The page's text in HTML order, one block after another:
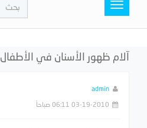
Toggle
navigation
آلام ظهور الأسنان في الأطفال
admin
03-19-2010 06:11 صباحاً